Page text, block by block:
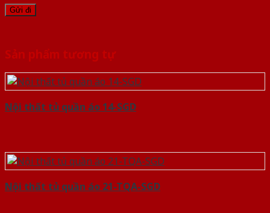
Sản phẩm tương tự
Nội thất tủ quần áo 14-SGD
Nội thất tủ quần áo 21-TQA-SGD